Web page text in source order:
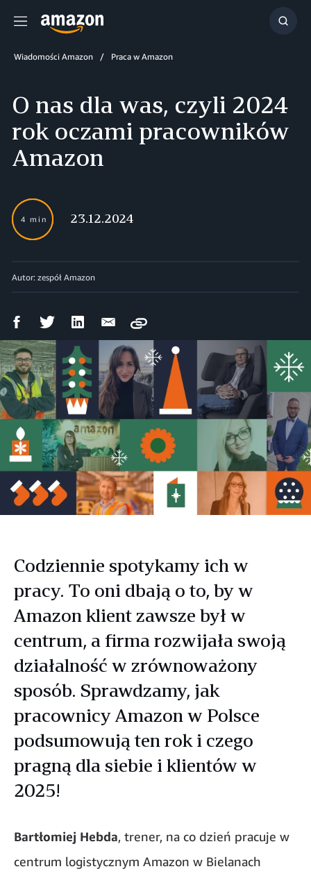
Menu
Wiadomości Amazon Praca w Amazon
O nas dla was, czyli 2024
rok oczami pracowników
Amazon
4 min 23.12.2024
Autor: zespół Amazon
Udostępnij
Facebooku
Udostępnij
Twitterze
Udostępnij
LinkedIn
Wyślij
Copy
Codziennie spotykamy ich w
pracy. To oni dbają o to, by w
Amazon klient zawsze był w
centrum, a firma rozwijała swoją
działalność w zrównoważony
sposób. Sprawdzamy, jak
pracownicy Amazon w Polsce
podsumowują ten rok i czego
pragną dla siebie i klientów w
2025!
Bartłomiej Hebda, trener, na co dzień pracuje w
centrum logistycznym Amazon w Bielanach